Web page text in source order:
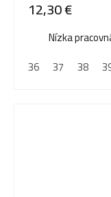
je
5
12,30 €
Nízka
36
37 38